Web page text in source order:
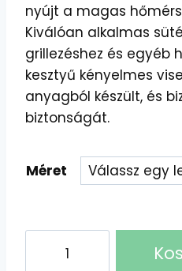
nyújt a magas
Kiválóan alkalmas
grillezéshez és egyéb
kesztyű kényelmes
anyagból készült, és
biztonságát.
Méret